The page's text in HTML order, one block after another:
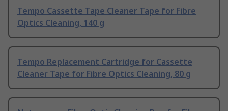
Tempo Cassette Tape Cleaner Tape for Fibre
Optics Cleaning, 140 g
Tempo Replacement Cartridge for Cassette
Cleaner Tape for Fibre Optics Cleaning, 80 g